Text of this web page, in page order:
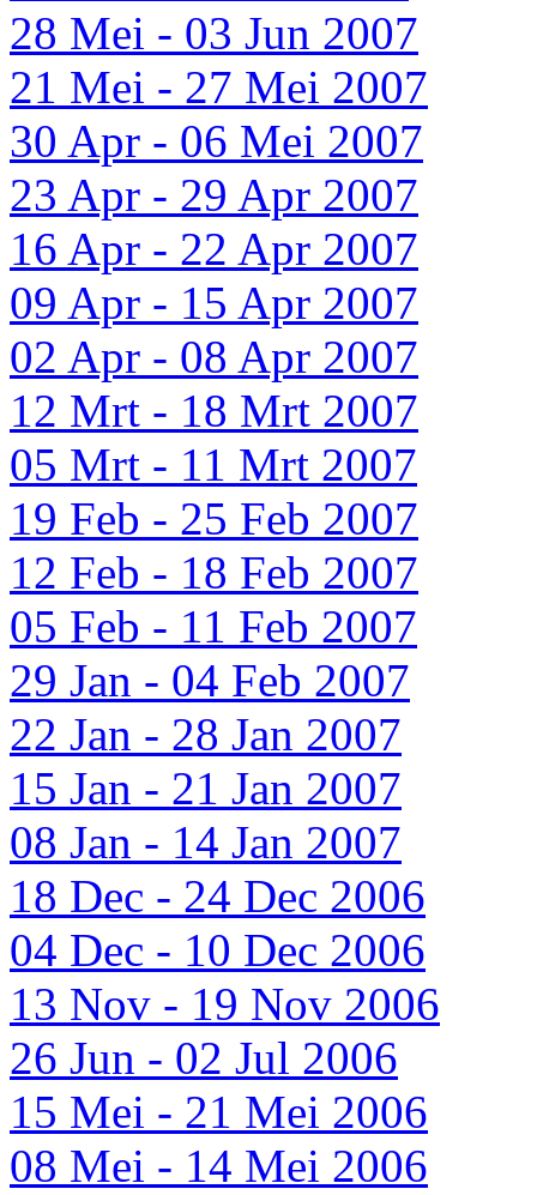
28 Mei - 03 Jun 2007
21 Mei - 27 Mei 2007
30 Apr - 06 Mei 2007
23 Apr - 29 Apr 2007
16 Apr - 22 Apr 2007
09 Apr - 15 Apr 2007
02 Apr - 08 Apr 2007
12 Mrt - 18 Mrt 2007
05 Mrt - 11 Mrt 2007
19 Feb - 25 Feb 2007
12 Feb - 18 Feb 2007
05 Feb - 11 Feb 2007
29 Jan - 04 Feb 2007
22 Jan - 28 Jan 2007
15 Jan - 21 Jan 2007
08 Jan - 14 Jan 2007
18 Dec - 24 Dec 2006
04 Dec - 10 Dec 2006
13 Nov - 19 Nov 2006
26 Jun - 02 Jul 2006
15 Mei - 21 Mei 2006
08 Mei - 14 Mei 2006